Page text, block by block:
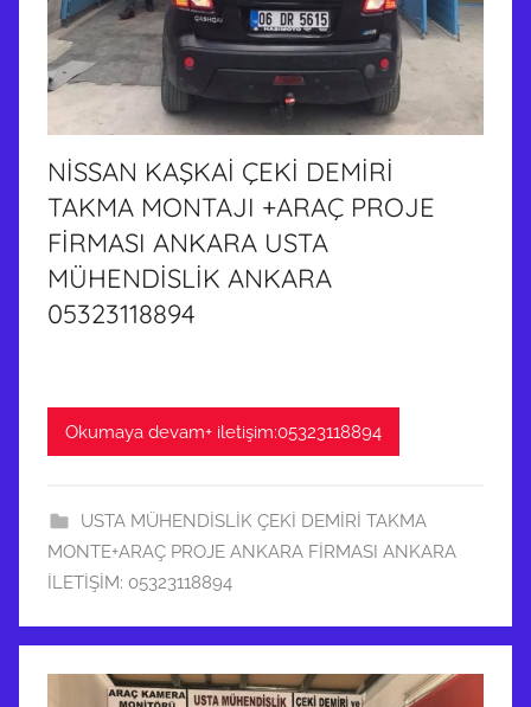
NİSSAN KAŞKAİ ÇEKİ DEMİRİ
TAKMA MONTAJI +ARAÇ PROJE
FİRMASI ANKARA USTA
MÜHENDİSLİK ANKARA
05323118894
Okumaya devam+ iletişim:05323118894
USTA MÜHENDİSLİK ÇEKİ DEMİRİ TAKMA
MONTE+ARAÇ PROJE ANKARA FİRMASI ANKARA
İLETİŞİM: 05323118894